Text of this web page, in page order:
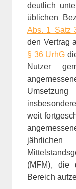
deutlich
üblichen
Abs. 1 Satz
den Vertrag
§ 36 UrhG
Nutzer
weit
(MFM), die
Bereich